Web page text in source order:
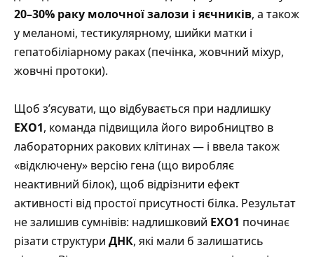
20–30% раку молочної залози і яєчників, а також
у меланомі, тестикулярному, шийки матки і
гепатобіліарному раках (печінка, жовчний міхур,
жовчні протоки).
Щоб з’ясувати, що відбувається при надлишку
EXO1, команда підвищила його виробництво в
лабораторних ракових клітинах — і ввела також
«відключену» версію гена (що виробляє
неактивний білок), щоб відрізнити ефект
активності від простої присутності білка. Результат
не залишив сумнівів: надлишковий EXO1 починає
різати структури ДНК, які мали б залишатись